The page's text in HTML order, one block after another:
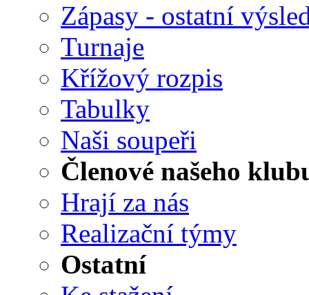
Zápasy - ostatní
Turnaje
Křížový rozpis
Tabulky
Naši soupeři
Členové našeho
Hrají za nás
Realizační týmy
Ostatní